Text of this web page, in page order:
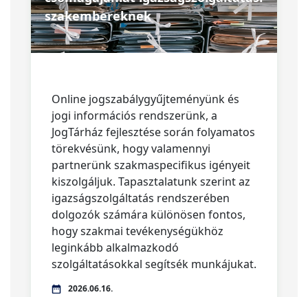
szakembereknek
Online jogszabálygyűjteményünk és
jogi információs rendszerünk, a
JogTárház fejlesztése során folyamatos
törekvésünk, hogy valamennyi
partnerünk szakmaspecifikus igényeit
kiszolgáljuk. Tapasztalatunk szerint az
igazságszolgáltatás rendszerében
dolgozók számára különösen fontos,
hogy szakmai tevékenységükhöz
leginkább alkalmazkodó
szolgáltatásokkal segítsék munkájukat.
2026.06.16.